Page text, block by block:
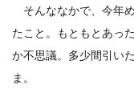
そんななかで、今年め
たこと。もともとあっ
か不思議。多少間引い
ま。